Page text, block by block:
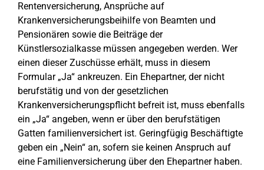
Rentenversicherung, Ansprüche auf
Krankenversicherungsbeihilfe von Beamten und
Pensionären sowie die Beiträge der
Künstlersozialkasse müssen angegeben werden. Wer
einen dieser Zuschüsse erhält, muss in diesem
Formular „Ja“ ankreuzen. Ein Ehepartner, der nicht
berufstätig und von der gesetzlichen
Krankenversicherungspflicht befreit ist, muss ebenfalls
ein „Ja“ angeben, wenn er über den berufstätigen
Gatten familienversichert ist. Geringfügig Beschäftigte
geben ein „Nein“ an, sofern sie keinen Anspruch auf
eine Familienversicherung über den Ehepartner haben.